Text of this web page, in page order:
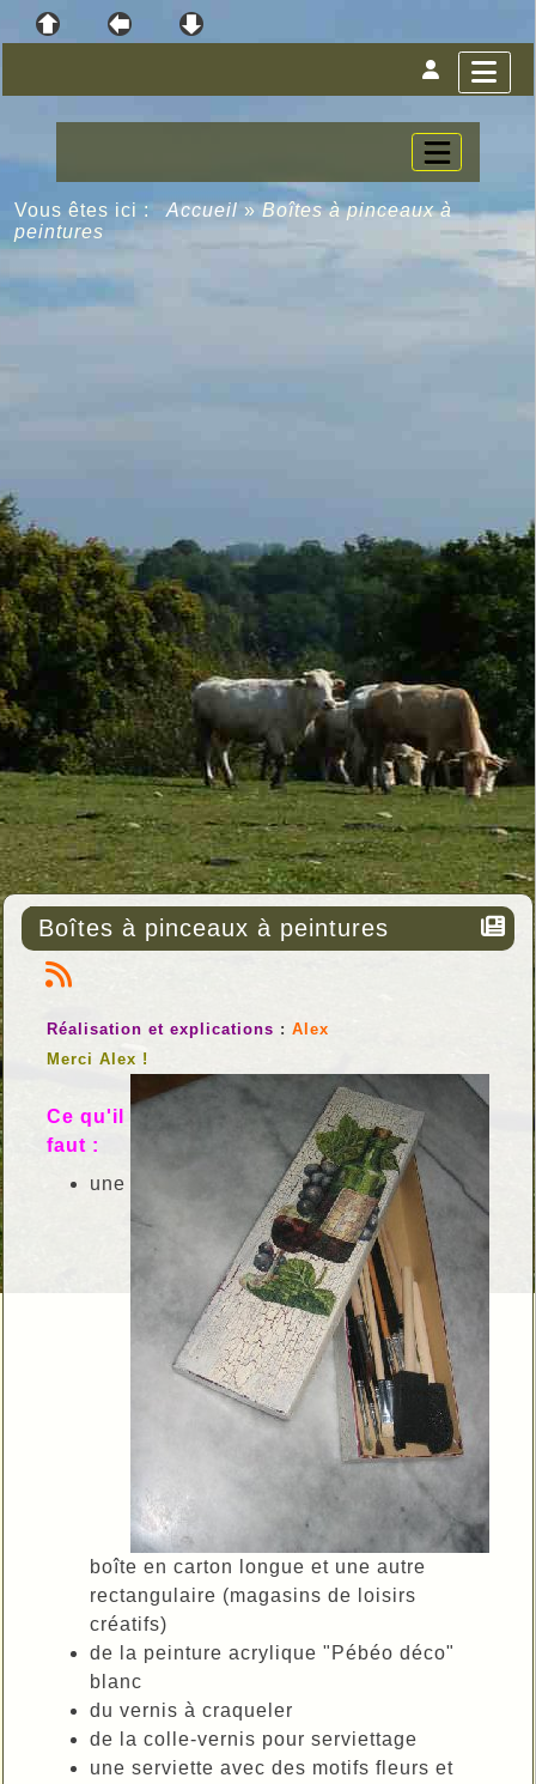
Vous êtes ici : Accueil »Boîtes à pinceaux à
peintures
Boîtes à pinceaux à peintures
Réalisation et explications : Alex
Merci Alex !
Ce qu'il
faut :
une
boîte en carton longue et une autre
rectangulaire (magasins de loisirs
créatifs)
de la peinture acrylique "Pébéo déco"
blanc
du vernis à craqueler
de la colle-vernis pour serviettage
une serviette avec des motifs fleurs et